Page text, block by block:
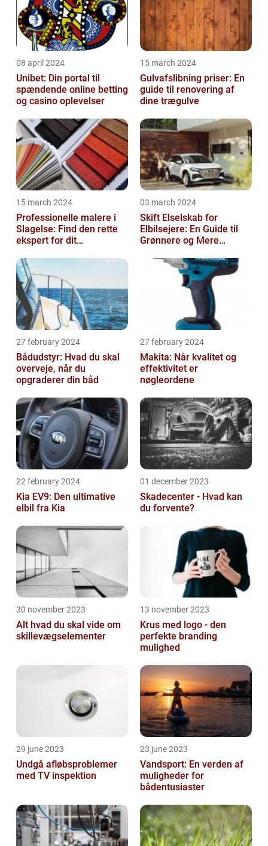
08 april 2024
Unibet: Din portal til
spændende online betting
og casino oplevelser
15 march 2024
Gulvafslibning priser: En
guide til renovering af
dine trægulve
15 march 2024
Professionelle malere i
Slagelse: Find den rette
ekspert for dit
03 march 2024
Skift Elselskab for
Elbilsejere: En Guide til
Grønnere og Mere
27 february 2024
Bådudstyr: Hvad du skal
overveje, når du
opgraderer din båd
27 february 2024
Makita: Når kvalitet og
effektivitet er
nøgleordene
22 february 2024
Kia EV9: Den ultimative
elbil fra Kia
01 december 2023
Skadecenter - Hvad kan
du forvente?
30 november 2023
Alt hvad du skal vide om
skillevægselementer
13 november 2023
Krus med logo - den
perfekte branding
mulighed
29 june 2023
Undgå afløbsproblemer
med TV inspektion
23 june 2023
Vandsport: En verden af
muligheder for
bådentusiaster